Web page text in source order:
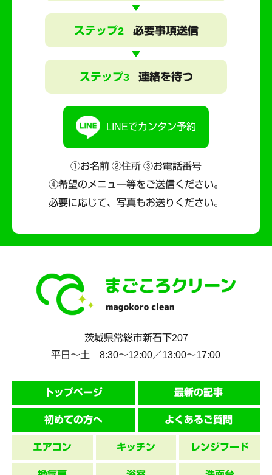
ステップ2 必要事項送信
ステップ3 連絡を待つ
LINEでカンタン予約
①お名前 ②住所 ③お電話番号
④希望のメニュー等をご送信ください。
必要に応じて、写真もお送りください。
茨城県常総市新石下207
平日～土 8:30〜12:00／13:00〜17:00
トップページ 最新の記事
初めての方へ よくあるご質問
エアコン キッチン レンジフード